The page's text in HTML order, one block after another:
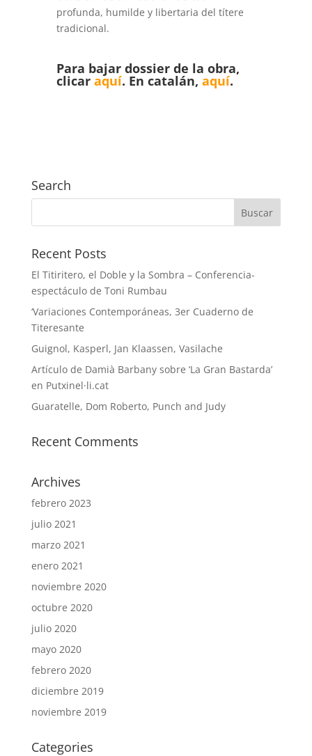
profunda, humilde y libertaria del títere
tradicional.
Para bajar dossier de la obra,
clicar aquí. En catalán, aquí.
Search
Recent Posts
El Titiritero, el Doble y la Sombra – Conferencia-
espectáculo de Toni Rumbau
‘Variaciones Contemporáneas, 3er Cuaderno de
Titeresante
Guignol, Kasperl, Jan Klaassen, Vasilache
Artículo de Damià Barbany sobre ‘La Gran Bastarda’
en Putxinel·li.cat
Guaratelle, Dom Roberto, Punch and Judy
Recent Comments
Archives
febrero 2023
julio 2021
marzo 2021
enero 2021
noviembre 2020
octubre 2020
julio 2020
mayo 2020
febrero 2020
diciembre 2019
noviembre 2019
Categories